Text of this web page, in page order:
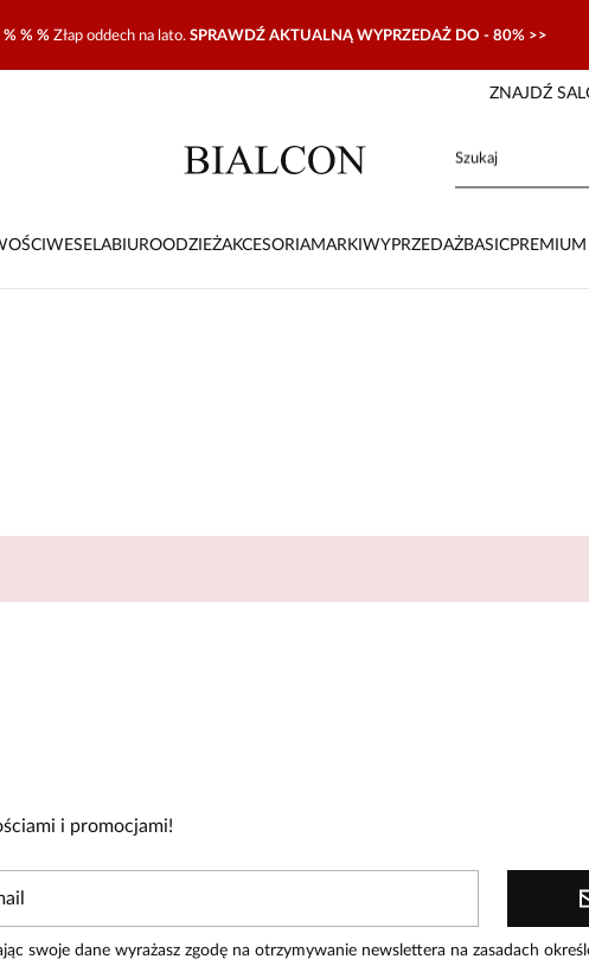
% % % Złap oddech na lato. SPRAWDŹ AKTUALNĄ WYPRZEDAŻ DO - 80% >>
ZNAJDŹ
WESELABIUROODZIEŻAKCESORIAMARKI WYPRZEDAŻBASICPREMIUM
i promocjami!
swoje dane wyrażasz zgodę na otrzymywanie newslettera na zasadach